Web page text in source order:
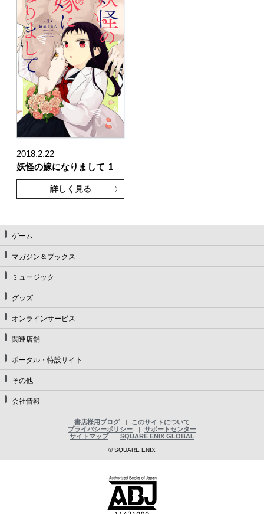
2018.2.22
妖怪の嫁になりまして 1
詳しく見る
ゲーム
マガジン＆ブックス
ミュージック
グッズ
オンラインサービス
関連店舗
ポータル・特設サイト
その他
会社情報
書店様用ブログ
このサイトについて
プライバシーポリシー
サポートセンター
サイトマップ
SQUARE ENIX GLOBAL
© SQUARE ENIX